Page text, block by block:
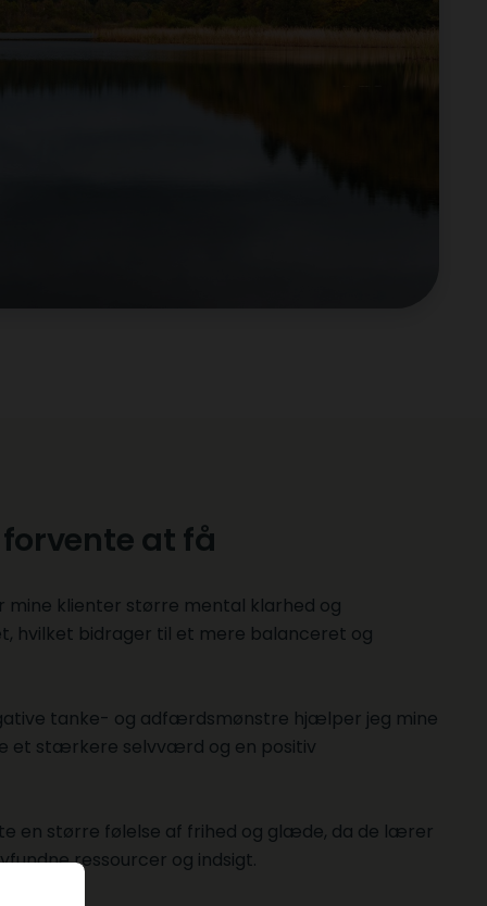
at få
mine klienter større mental klarhed og
hvilket bidrager til et mere balanceret og
tanke- og adfærdsmønstre hjælper jeg mine
et stærkere selvværd og en positiv
en større følelse af frihed og glæde, da de lærer
ressourcer og indsigt.